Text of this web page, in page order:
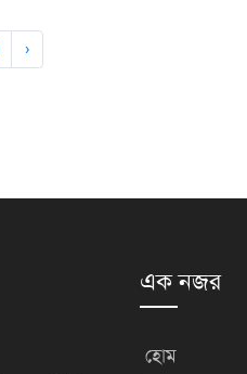
›
এক নজর
হোম